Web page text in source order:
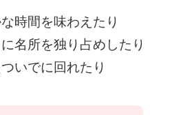
時間を味わえたり
名所を独り占めしたり
いでに回れたり